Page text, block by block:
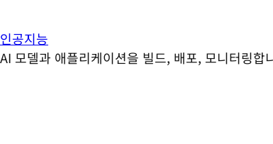
인공지능
AI 모델과 애플리케이션을 빌드, 배포, 모니터링합